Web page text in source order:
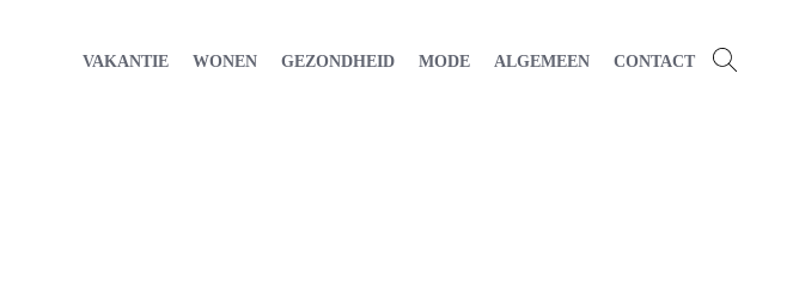
VAKANTIE WONEN GEZONDHEID MODE ALGEMEEN CONTACT